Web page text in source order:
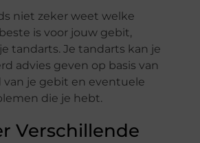
niet zeker weet welke
is voor jouw gebit,
tandarts. Je tandarts kan je
advies geven op basis van
van je gebit en eventuele
die je hebt.
Verschillende